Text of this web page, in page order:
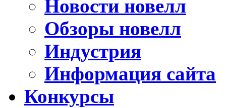
Новости новелл
Обзоры новелл
Индустрия
Информация сайта
Конкурсы